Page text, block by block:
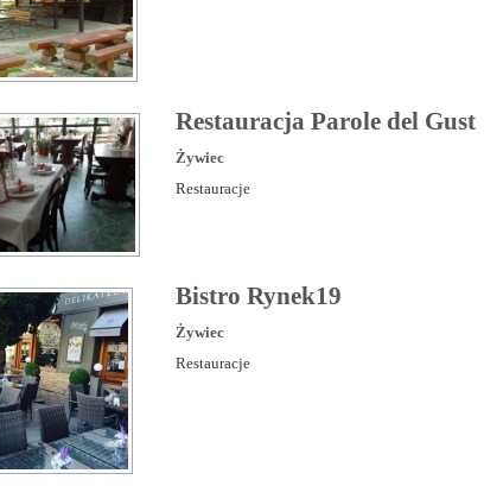
Restauracja Parole del Gust
Żywiec
Restauracje
Bistro Rynek19
Żywiec
Restauracje